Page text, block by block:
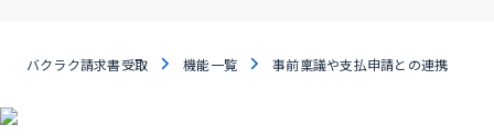
バクラク請求書受取 機能一覧 事前稟議や支払申請との連携